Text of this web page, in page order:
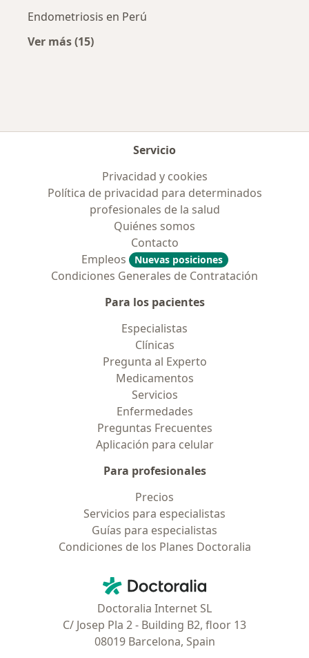
Endometriosis en Perú
Ver más (15)
Servicio
Privacidad y cookies
Política de privacidad para determinados
profesionales de la salud
Quiénes somos
Contacto
Empleos
Nuevas posiciones
Condiciones Generales de Contratación
Para los pacientes
Especialistas
Clínicas
Pregunta al Experto
Medicamentos
Servicios
Enfermedades
Preguntas Frecuentes
Aplicación para celular
Para profesionales
Precios
Servicios para especialistas
Guías para especialistas
Condiciones de los Planes Doctoralia
Doctoralia - Página de inicio
Doctoralia Internet SL
C/ Josep Pla 2 - Building B2, floor 13
08019 Barcelona, Spain